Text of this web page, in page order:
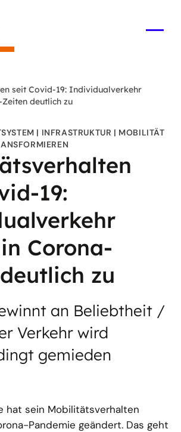
seit Covid-19: Individualverkehr
deutlich zu
INFRASTRUKTUR
MOBILITÄT
19:
Corona-
zu
an Beliebtheit /
Verkehr wird
gemieden
hat sein Mobilitätsverhalten
Pandemie geändert. Das geht